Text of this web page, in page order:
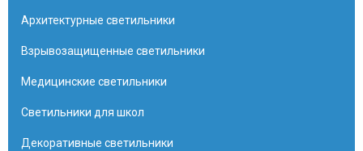
Архитектурные светильники
Взрывозащищенные светильники
Медицинские светильники
Светильники для школ
Декоративные светильники